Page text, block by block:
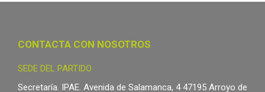
CONTACTA CON NOSOTROS
SEDE DEL PARTIDO
Secretaría. IPAE. Avenida de Salamanca, 4 47195 Arroyo de